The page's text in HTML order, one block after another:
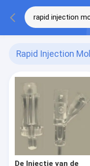
Rapid Injection
De Injectie van de